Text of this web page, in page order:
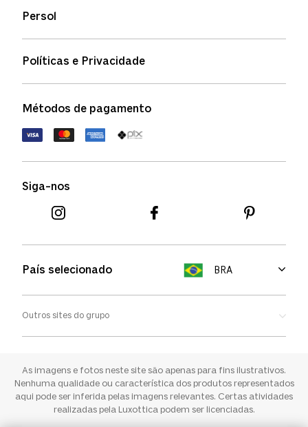
Status de pedidos
Política de garantia
FAQs
Persol
Políticas e Privacidade
Política de devolução
Termos de uso
Métodos de pagamento
Siga-nos
País selecionado BRA
Outros sites do grupo
Ray-ban
Sunglass Hut
As imagens e fotos neste site são apenas para fins ilustrativos.
Nenhuma qualidade ou característica dos produtos representados
aqui pode ser inferida pelas imagens relevantes. Certas atividades
realizadas pela Luxottica podem ser licenciadas.